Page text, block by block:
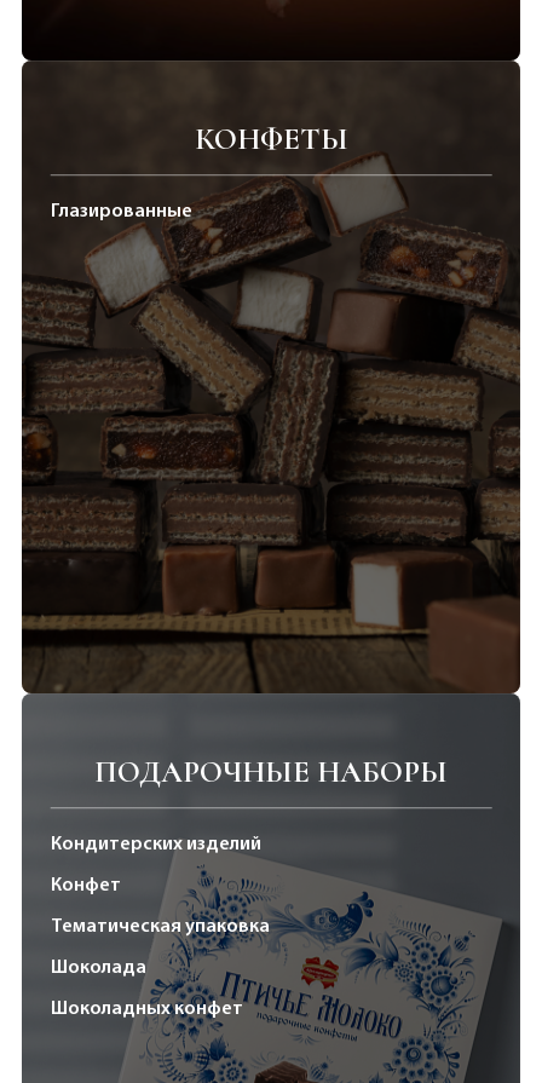
КОНФЕТЫ
Глазированные
ПОДАРОЧНЫЕ НАБОРЫ
Кондитерских изделий
Конфет
Тематическая упаковка
Шоколада
Шоколадных конфет